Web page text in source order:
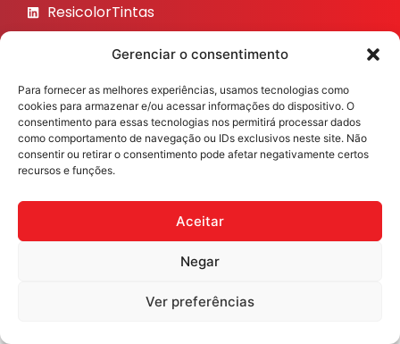
Gerenciar o consentimento
Para fornecer as melhores experiências, usamos tecnologias como
cookies para armazenar e/ou acessar informações do dispositivo. O
consentimento para essas tecnologias nos permitirá processar dados
como comportamento de navegação ou IDs exclusivos neste site. Não
consentir ou retirar o consentimento pode afetar negativamente certos
recursos e funções.
Aceitar
Negar
Ver preferências
ResicolorTintas
ResicolorTintas
ResicolorTintas
Veja nosso Instagram
Desenvolvido porFast Digital 360